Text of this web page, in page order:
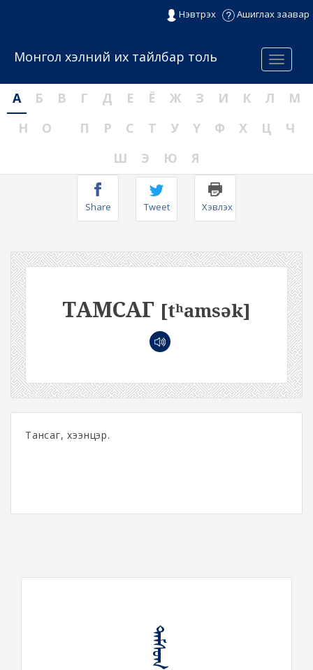
Нэвтрэх Ашиглах заавар
Menu
Монгол хэлний их тайлбар толь
А Б В Г Д Е Ё Ж З И К Л
М
Н
О П Р С Т У Ү Ф Х Ц
Ч
Ш
Э Ю Я
Share Tweet Хэвлэх
ТАМСАГ [tʰamsək]
Тансаг, хээнцэр.
ᠲᠠᠮᠰᠤᠭ